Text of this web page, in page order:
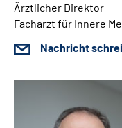
Ärztlicher Direktor
Facharzt für Innere
Nachricht